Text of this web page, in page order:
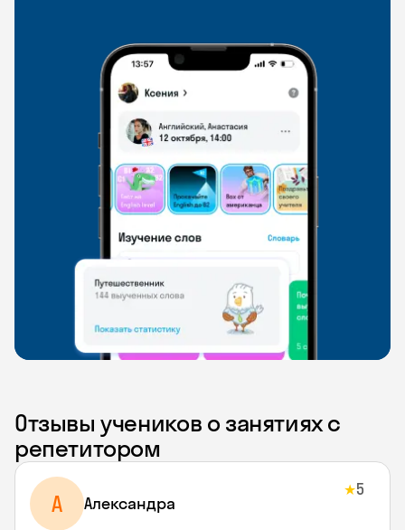
Отзывы учеников о занятиях с
репетитором
A Aлександра
★5